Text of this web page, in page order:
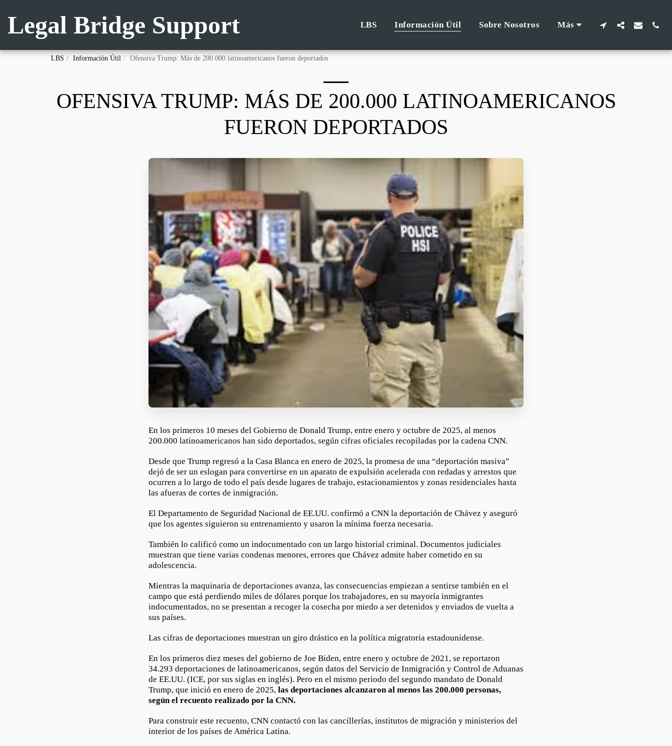
Legal Bridge Support LBS Información Útil Sobre Nosotros Más
LBS Información Útil Ofensiva Trump: Más de 200.000 latinoamericanos fueron deportados
OFENSIVA TRUMP: MÁS DE 200.000 LATINOAMERICANOS
FUERON DEPORTADOS
En los primeros 10 meses del Gobierno de Donald Trump, entre enero y octubre de 2025, al menos
200.000 latinoamericanos han sido deportados, según cifras oficiales recopiladas por la cadena CNN.
Desde que Trump regresó a la Casa Blanca en enero de 2025, la promesa de una “deportación masiva”
dejó de ser un eslogan para convertirse en un aparato de expulsión acelerada con redadas y arrestos que
ocurren a lo largo de todo el país desde lugares de trabajo, estacionamientos y zonas residenciales hasta
las afueras de cortes de inmigración.
El Departamento de Seguridad Nacional de EE.UU. confirmó a CNN la deportación de Chávez y aseguró
que los agentes siguieron su entrenamiento y usaron la mínima fuerza necesaria.
También lo calificó como un indocumentado con un largo historial criminal. Documentos judiciales
muestran que tiene varias condenas menores, errores que Chávez admite haber cometido en su
adolescencia.
Mientras la maquinaria de deportaciones avanza, las consecuencias empiezan a sentirse también en el
campo que está perdiendo miles de dólares porque los trabajadores, en su mayoría inmigrantes
indocumentados, no se presentan a recoger la cosecha por miedo a ser detenidos y enviados de vuelta a
sus países.
Las cifras de deportaciones muestran un giro drástico en la política migratoria estadounidense.
En los primeros diez meses del gobierno de Joe Biden, entre enero y octubre de 2021, se reportaron
34.293 deportaciones de latinoamericanos, según datos del Servicio de Inmigración y Control de Aduanas
de EE.UU. (ICE, por sus siglas en inglés). Pero en el mismo periodo del segundo mandato de Donald
Trump, que inició en enero de 2025, las deportaciones alcanzaron al menos las 200.000 personas,
según el recuento realizado por la CNN.
Para construir este recuento, CNN contactó con las cancillerías, institutos de migración y ministerios del
interior de los países de América Latina.